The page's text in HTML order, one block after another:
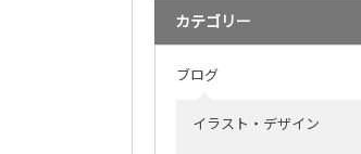
カテゴリー
ブログ
イラスト・デザイン